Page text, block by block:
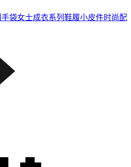
手袋女士成衣系列 鞋履小皮件时尚配